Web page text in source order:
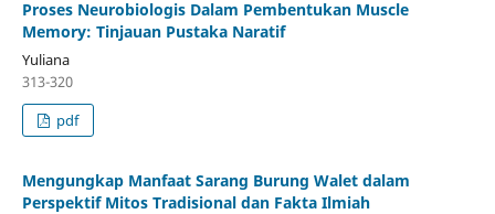
Proses Neurobiologis Dalam Pembentukan Muscle
Memory: Tinjauan Pustaka Naratif
Yuliana
313-320
pdf
Mengungkap Manfaat Sarang Burung Walet dalam
Perspektif Mitos Tradisional dan Fakta Ilmiah